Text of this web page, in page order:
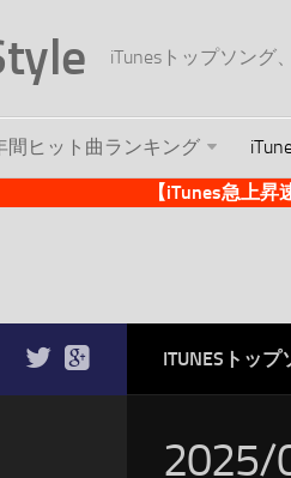
iTunesトップソング
間ヒット曲ランキング
【iTunes急上
ITUNESトッ
2025/